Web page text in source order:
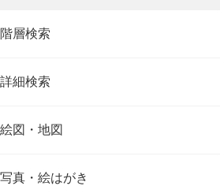
階層検索
詳細検索
絵図・地図
写真・絵はがき